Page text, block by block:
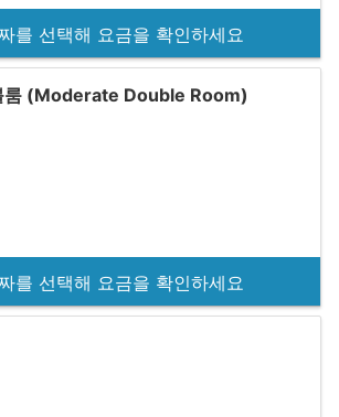
를 선택해 요금을 확인하세요
룸 (Moderate Double Room)
를 선택해 요금을 확인하세요